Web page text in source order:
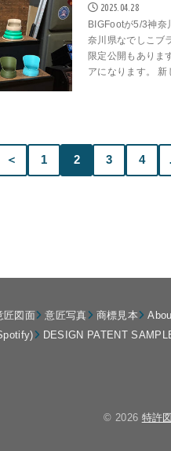
2025.04.28
BIGFootが5/3神奈
奈川県なでしこブ
限定公開もありま
アになります。 新
＜ 1 2 3 4
匠図面 意匠写真 商標見本
DESIGN PATENT
© 2026 特許